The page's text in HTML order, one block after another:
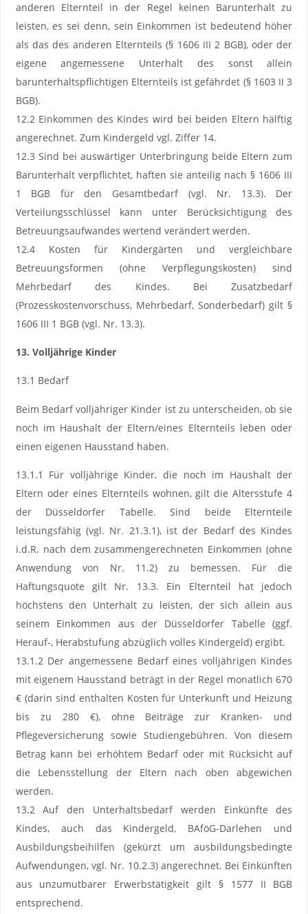
anderen Elternteil in der Regel keinen Barunterhalt zu
leisten, es sei denn, sein Einkommen ist bedeutend höher
als das des anderen Elternteils (§ 1606 III 2 BGB), oder der
eigene angemessene Unterhalt des sonst allein
barunterhaltspflichtigen Elternteils ist gefährdet (§ 1603 II 3
BGB).
12.2 Einkommen des Kindes wird bei beiden Eltern hälftig
angerechnet. Zum Kindergeld vgl. Ziffer 14.
12.3 Sind bei auswärtiger Unterbringung beide Eltern zum
Barunterhalt verpflichtet, haften sie anteilig nach § 1606 III
1 BGB für den Gesamtbedarf (vgl. Nr. 13.3). Der
Verteilungsschlüssel kann unter Berücksichtigung des
Betreuungsaufwandes wertend verändert werden.
12.4 Kosten für Kindergärten und vergleichbare
Betreuungsformen (ohne Verpflegungskosten) sind
Mehrbedarf des Kindes. Bei Zusatzbedarf
(Prozesskostenvorschuss, Mehrbedarf, Sonderbedarf) gilt §
1606 III 1 BGB (vgl. Nr. 13.3).
13. Volljährige Kinder
13.1 Bedarf
Beim Bedarf volljähriger Kinder ist zu unterscheiden, ob sie
noch im Haushalt der Eltern/eines Elternteils leben oder
einen eigenen Hausstand haben.
13.1.1 Für volljährige Kinder, die noch im Haushalt der
Eltern oder eines Elternteils wohnen, gilt die Altersstufe 4
der Düsseldorfer Tabelle. Sind beide Elternteile
leistungsfähig (vgl. Nr. 21.3.1), ist der Bedarf des Kindes
i.d.R. nach dem zusammengerechneten Einkommen (ohne
Anwendung von Nr. 11.2) zu bemessen. Für die
Haftungsquote gilt Nr. 13.3. Ein Elternteil hat jedoch
höchstens den Unterhalt zu leisten, der sich allein aus
seinem Einkommen aus der Düsseldorfer Tabelle (ggf.
Herauf-, Herabstufung abzüglich volles Kindergeld) ergibt.
13.1.2 Der angemessene Bedarf eines volljährigen Kindes
mit eigenem Hausstand beträgt in der Regel monatlich 670
€ (darin sind enthalten Kosten für Unterkunft und Heizung
bis zu 280 €), ohne Beiträge zur Kranken- und
Pflegeversicherung sowie Studiengebühren. Von diesem
Betrag kann bei erhöhtem Bedarf oder mit Rücksicht auf
die Lebensstellung der Eltern nach oben abgewichen
werden.
13.2 Auf den Unterhaltsbedarf werden Einkünfte des
Kindes, auch das Kindergeld, BAföG-Darlehen und
Ausbildungsbeihilfen (gekürzt um ausbildungsbedingte
Aufwendungen, vgl. Nr. 10.2.3) angerechnet. Bei Einkünften
aus unzumutbarer Erwerbstätigkeit gilt § 1577 II BGB
entsprechend.